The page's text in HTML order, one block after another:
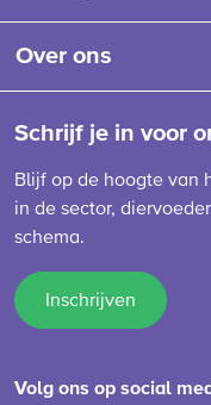
Over ons
Schrijf je in voor
Blijf op de hoogte van
in de sector,
schema.
Inschrijven
Volg ons op social